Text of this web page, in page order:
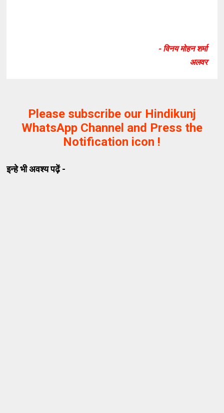
- विनय मोहन शर्मा
अलवर
Please subscribe our Hindikunj
WhatsApp Channel and Press the
Notification icon !
इन्हे भी अवश्य पढ़ें -